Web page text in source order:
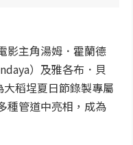
影主角湯姆．霍蘭德
）及雅各布．貝
稻埕夏日節錄製專屬
種管道中亮相，成為